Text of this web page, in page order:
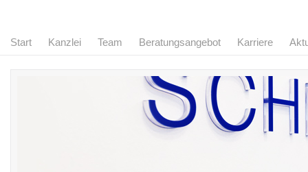
Start Kanzlei Team Beratungsangebot Karriere